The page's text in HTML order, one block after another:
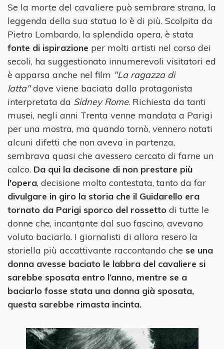
Se la morte del cavaliere può sembrare strana, la
leggenda della sua statua lo è di più. Scolpita da
Pietro Lombardo, la splendida opera, è stata
fonte di ispirazione per molti artisti nel corso dei
secoli, ha suggestionato innumerevoli visitatori ed
è apparsa anche nel film "La ragazza di
latta"dove viene baciata dalla protagonista
interpretata da Sidney Rome. Richiesta da tanti
musei, negli anni Trenta venne mandata a Parigi
per una mostra, ma quando tornò, vennero notati
alcuni difetti che non aveva in partenza,
sembrava quasi che avessero cercato di farne un
calco. Da qui la decisone di non prestare più
l'opera, decisione molto contestata, tanto da far
divulgare in giro la storia che il Guidarello era
tornato da Parigi sporco del rossetto di tutte le
donne che, incantante dal suo fascino, avevano
voluto baciarlo. I giornalisti di allora resero la
storiella più accattivante raccontando che se una
donna avesse baciato le labbra del cavaliere si
sarebbe sposata entro l’anno, mentre se a
baciarlo fosse stata una donna già sposata,
questa sarebbe rimasta incinta.